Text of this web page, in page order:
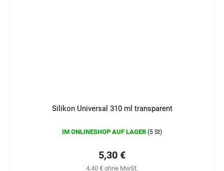
Silikon Universal 310 ml transparent
IM ONLINESHOP AUF LAGER (5 St)
4,40 € ohne MwSt.
5,30 €